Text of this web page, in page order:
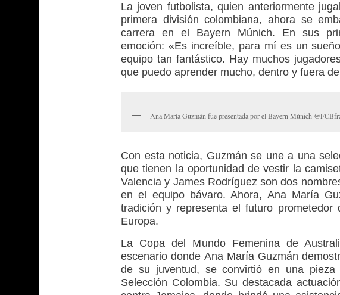
La joven futbolista, quien anteriormente
primera división colombiana, ahora se
carrera en el Bayern Múnich. En sus
emoción: «Es increíble, para mí es un
equipo tan fantástico. Hay muchos
que puedo aprender mucho, dentro y fuera
Ana María Guzmán fue presentada por el Bayern Múnich
Con esta noticia, Guzmán se une a una
que tienen la oportunidad de vestir la
Valencia y James Rodríguez son dos
en el equipo bávaro. Ahora, Ana María
tradición y representa el futuro prometedor
Europa.
La Copa del Mundo Femenina de
escenario donde Ana María Guzmán
de su juventud, se convirtió en una
Selección Colombia. Su destacada